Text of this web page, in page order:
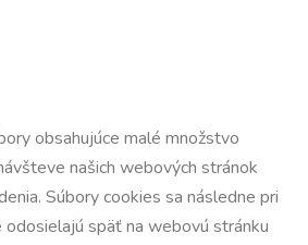
obsahujúce malé množstvo
našich webových stránok
Súbory cookies sa následne pri
späť na webovú stránku